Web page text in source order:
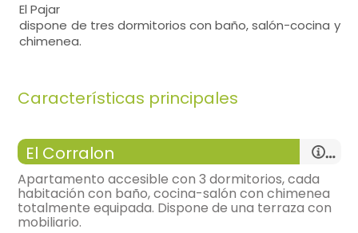
El Pajar
dispone de tres dormitorios con baño, salón-cocina y
chimenea.
Características principales
El Corralon
Apartamento accesible con 3 dormitorios, cada
habitación con baño, cocina-salón con chimenea
totalmente equipada. Dispone de una terraza con
mobiliario.